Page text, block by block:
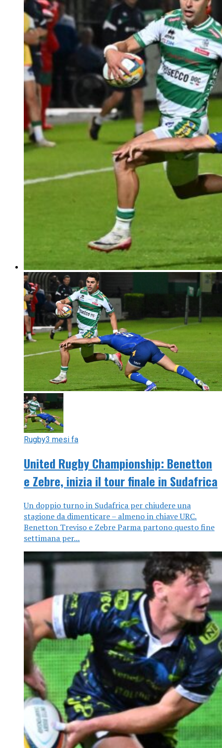
Rugby3 mesi fa
United Rugby Championship: Benetton
e Zebre, inizia il tour finale in Sudafrica
Un doppio turno in Sudafrica per chiudere una
stagione da dimenticare – almeno in chiave URC.
Benetton Treviso e Zebre Parma partono questo fine
settimana per...